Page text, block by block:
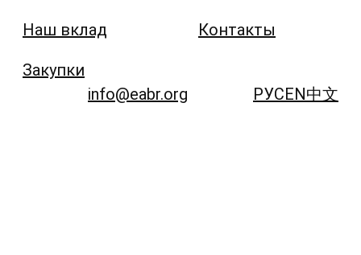
Наш вклад
Закупки
Контакты
info@eabr.org РУСEN中文